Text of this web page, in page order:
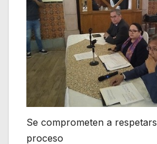
Se comprometen a
proceso